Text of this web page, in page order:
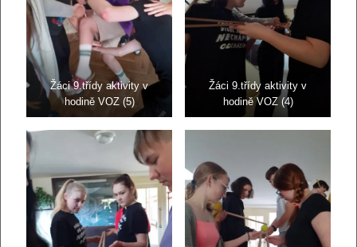
Žáci 9.třídy aktivity v
hodině VOZ (5)
Žáci 9.třídy aktivity v
hodině VOZ (4)